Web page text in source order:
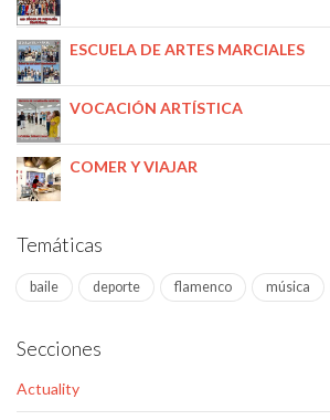
ESCUELA DE ARTES MARCIALES
VOCACIÓN ARTÍSTICA
COMER Y VIAJAR
Temáticas
baile deporte flamenco música
Secciones
Actuality